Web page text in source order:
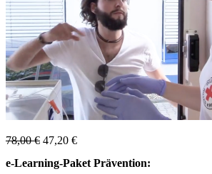
78,00€ Ursprünglicher
war:
47,20 €Aktueller
ist:
e-Learning-Paket Prävention: